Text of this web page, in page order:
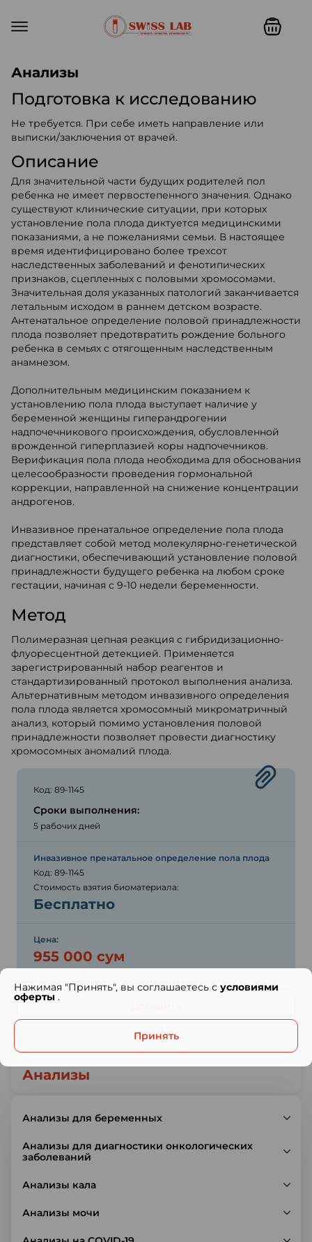
Анализы
Анализы
Анализы для беременных
Анализы для диагностики онкологических
заболеваний
Анализы кала
Анализы мочи
Подготовка к исследованию
Не требуется. При себе иметь направление или
выписки/заключения от врачей.
Описание
Для значительной части будущих родителей пол
ребенка не имеет первостепенного значения. Однако
существуют клинические ситуации, при которых
установление пола плода диктуется медицинскими
показаниями, а не пожеланиями семьи. В настоящее
время идентифицировано более трехсот
наследственных заболеваний и фенотипических
признаков, сцепленных с половыми хромосомами.
Значительная доля указанных патологий заканчивается
летальным исходом в раннем детском возрасте.
Антенатальное определение половой принадлежности
плода позволяет предотвратить рождение больного
ребенка в семьях с отягощенным наследственным
анамнезом.
Дополнительным медицинским показанием к
установлению пола плода выступает наличие у
беременной женщины гиперандрогении
надпочечникового происхождения, обусловленной
врожденной гиперплазией коры надпочечников.
Верификация пола плода необходима для обоснования
целесообразности проведения гормональной
коррекции, направленной на снижение концентрации
андрогенов.
Инвазивное пренатальное определение пола плода
представляет собой метод молекулярно-генетической
диагностики, обеспечивающий установление половой
принадлежности будущего ребенка на любом сроке
гестации, начиная с 9-10 недели беременности.
Метод
Полимеразная цепная реакция с гибридизационно-
флуоресцентной детекцией. Применяется
зарегистрированный набор реагентов и
стандартизированный протокол выполнения анализа.
Альтернативным методом инвазивного определения
пола плода является хромосомный микроматричный
анализ, который помимо установления половой
принадлежности позволяет провести диагностику
хромосомных аномалий плода.
Код: 89-1145
Сроки выполнения:
5 рабочих дней
Инвазивное пренатальное определение пола плода
Код: 89-1145
Стоимость взятия биоматериала:
Бесплатно
Цена:
955 000 сум
Нажимая "Принять", вы соглашаетесь с условиями
оферты .
Принять